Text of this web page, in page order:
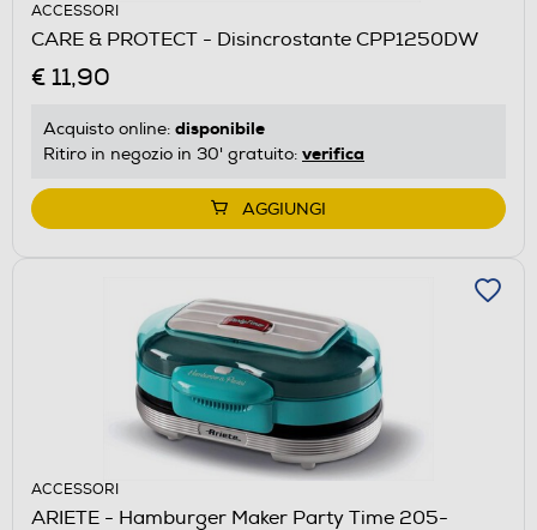
ACCESSORI
CARE & PROTECT - Disincrostante CPP1250DW
€ 11,90
Acquisto online: disponibile
Ritiro in negozio in 30' gratuito: verifica
AGGIUNGI
ACCESSORI
ARIETE - Hamburger Maker Party Time 205-